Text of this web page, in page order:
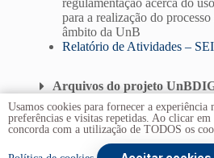
para a realização do
âmbito da UnB
Relatório de Atividades –
Arquivos do projeto
Usamos cookies para fornecer a experiência
preferências e visitas repetidas. Ao clicar
concorda com a utilização de TODOS os